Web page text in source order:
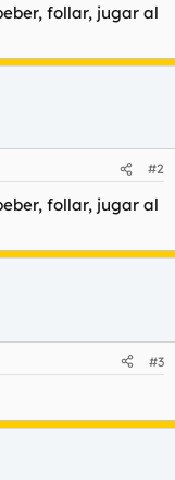
follar, jugar al
#2
follar, jugar al
#3